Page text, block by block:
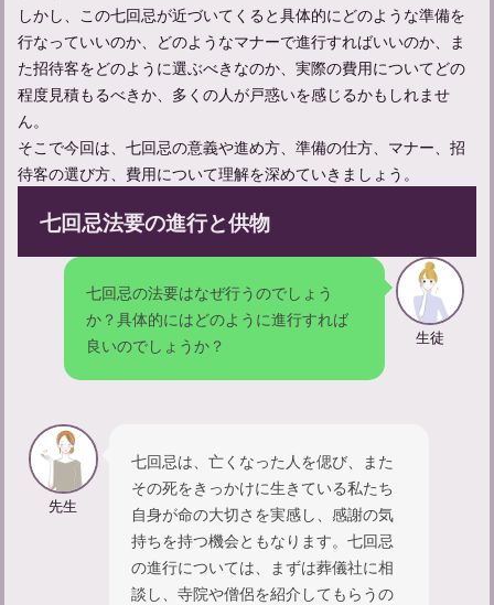
回忌法要の準備とマナー：大切な故人への敬意を示す方法
命日に毎年法要はする？何回忌まで行う？年忌法要について学ぶ
しかし、この七回忌が近づいてくると具体的にどのような準備を
行なっていいのか、どのようなマナーで進行すればいいのか、ま
た招待客をどのように選ぶべきなのか、実際の費用についてどの
程度見積もるべきか、多くの人が戸惑いを感じるかもしれませ
ん。
そこで今回は、七回忌の意義や進め方、準備の仕方、マナー、招
待客の選び方、費用について理解を深めていきましょう。
七回忌法要の進行と供物
七回忌の法要はなぜ行うのでしょう
か？具体的にはどのように進行すれば
良いのでしょうか？
生徒
先生
七回忌は、亡くなった人を偲び、また
その死をきっかけに生きている私たち
自身が命の大切さを実感し、感謝の気
持ちを持つ機会ともなります。七回忌
の進行については、まずは葬儀社に相
談し、寺院や僧侶を紹介してもらうの